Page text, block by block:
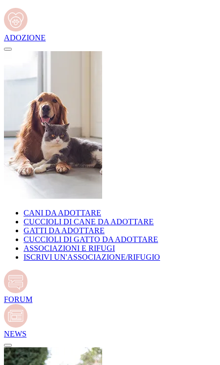
ADOZIONE
CANI DA ADOTTARE
CUCCIOLI DI CANE DA ADOTTARE
GATTI DA ADOTTARE
CUCCIOLI DI GATTO DA ADOTTARE
ASSOCIAZIONI E RIFUGI
ISCRIVI UN'ASSOCIAZIONE/RIFUGIO
FORUM
NEWS